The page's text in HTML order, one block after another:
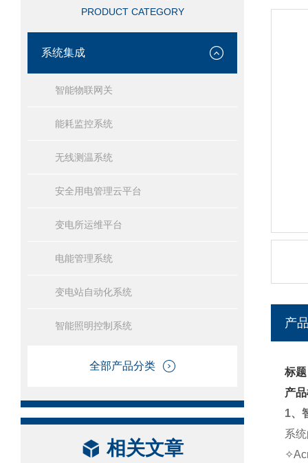
PRODUCT CATEGORY
系统集成
智能物联网关
能耗监控系统
无线测温系统
安全用电管理云平台
变电所运维平台
电能管理系统
变电站自动化系统
智能照明控制系统
全部产品分类
相关文章
产
标
产
1、
系